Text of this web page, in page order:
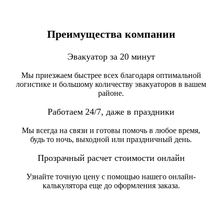
Преимущества компании
Эвакуатор за 20 минут
Мы приезжаем быстрее всех благодаря оптимальной
логистике и большому количеству эвакуаторов в вашем
районе.
Работаем 24/7, даже в праздники
Мы всегда на связи и готовы помочь в любое время,
будь то ночь, выходной или праздничный день.
Прозрачный расчет стоимости онлайн
Узнайте точную цену с помощью нашего онлайн-
калькулятора еще до оформления заказа.